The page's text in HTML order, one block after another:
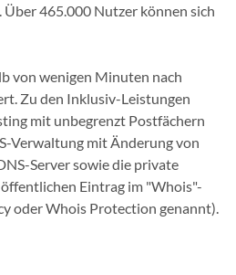
465.000 Nutzer können sich
von wenigen Minuten nach
Zu den Inklusiv-Leistungen
mit unbegrenzt Postfächern
Verwaltung mit Änderung von
Server sowie die private
Eintrag im "Whois"-
oder Whois Protection genannt).